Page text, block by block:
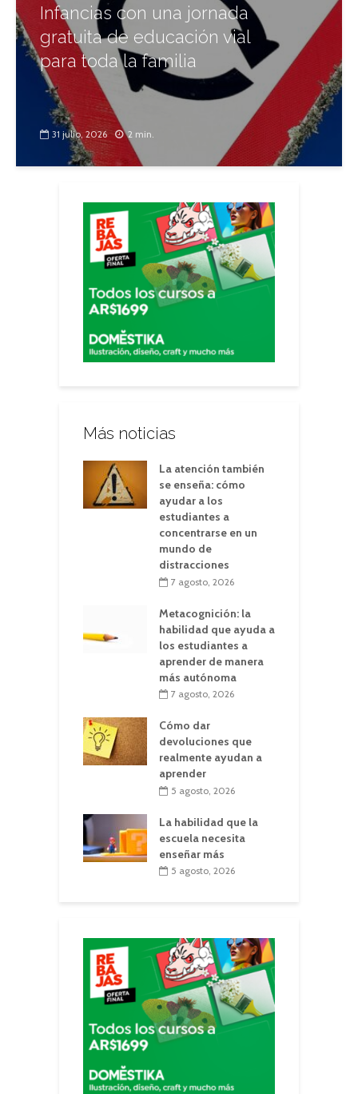
Infancias con una jornada
gratuita de educación vial
para toda la familia
31 julio, 2026 2 min.
Más noticias
La atención también
se enseña: cómo
ayudar a los
estudiantes a
concentrarse en un
mundo de
distracciones
7 agosto, 2026
Metacognición: la
habilidad que ayuda a
los estudiantes a
aprender de manera
más autónoma
7 agosto, 2026
Cómo dar
devoluciones que
realmente ayudan a
aprender
5 agosto, 2026
La habilidad que la
escuela necesita
enseñar más
5 agosto, 2026